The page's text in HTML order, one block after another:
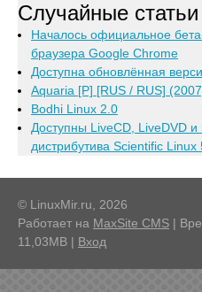
Случайные статьи
Началось официальное
браузера Google Chrome
Доступна обновлённая
Aquaria [P] [RUS / RUS]
Bodhi Linux 2.0
Доступны LiveCD, LiveDVD
дистрибутива Scientific Linux
© LinuxMir.ru, 2026
Работает на MaxSite CMS |
11,03MB | Вход